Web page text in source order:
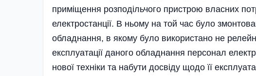
приміщення розподільчого пристрою власних
електростанції. В ньому на той час було
обладнання, в якому було використано не
експлуатації даного обладнання персонал
нової техніки та набути досвіду щодо її